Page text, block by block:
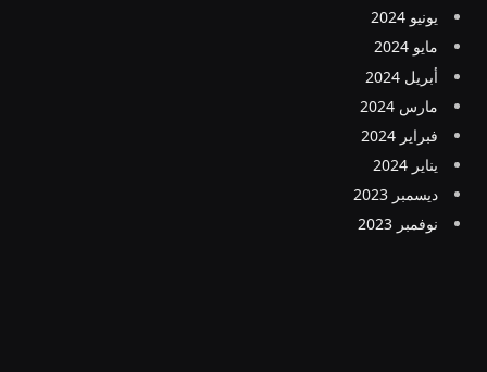
يونيو 2024
مايو 2024
أبريل 2024
مارس 2024
فبراير 2024
يناير 2024
ديسمبر 2023
نوفمبر 2023